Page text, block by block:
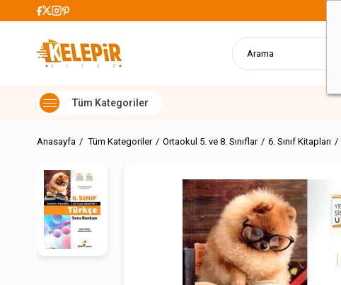
Kargo Ücretsiz
Anasayfa Tüm Kategoriler Ortaokul 5. ve 8. Sınıflar 6. Sınıf Kitapları